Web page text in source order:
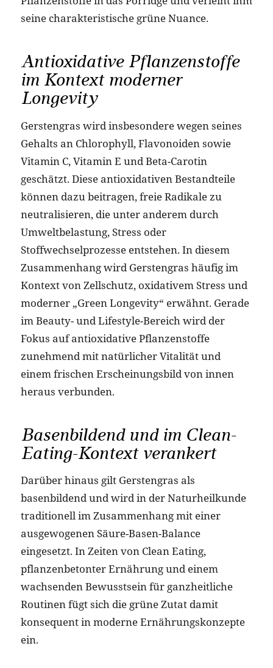
seine charakteristische grüne Nuance.
Antioxidative Pflanzenstoffe
im Kontext moderner
Longevity
Gerstengras wird insbesondere wegen seines
Gehalts an Chlorophyll, Flavonoiden sowie
Vitamin C, Vitamin E und Beta-Carotin
geschätzt. Diese antioxidativen Bestandteile
können dazu beitragen, freie Radikale zu
neutralisieren, die unter anderem durch
Umweltbelastung, Stress oder
Stoffwechselprozesse entstehen. In diesem
Zusammenhang wird Gerstengras häufig im
Kontext von Zellschutz, oxidativem Stress und
moderner „Green Longevity“ erwähnt. Gerade
im Beauty- und Lifestyle-Bereich wird der
Fokus auf antioxidative Pflanzenstoffe
zunehmend mit natürlicher Vitalität und
einem frischen Erscheinungsbild von innen
heraus verbunden.
Basenbildend und im Clean-
Eating-Kontext verankert
Darüber hinaus gilt Gerstengras als
basenbildend und wird in der Naturheilkunde
traditionell im Zusammenhang mit einer
ausgewogenen Säure-Basen-Balance
eingesetzt. In Zeiten von Clean Eating,
pflanzenbetonter Ernährung und einem
wachsenden Bewusstsein für ganzheitliche
Routinen fügt sich die grüne Zutat damit
konsequent in moderne Ernährungskonzepte
ein.